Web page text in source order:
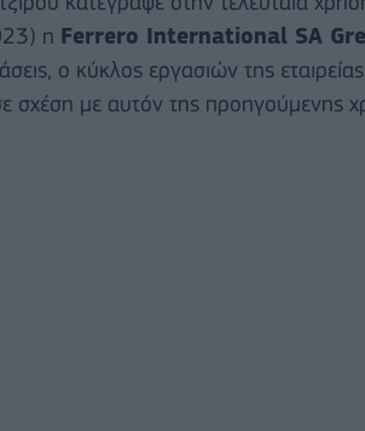
η Ferrero International SA
ο κύκλος εργασιών της
σχέση με αυτόν της προηγούμενης